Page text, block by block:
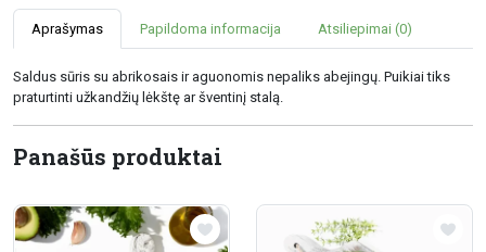
Aprašymas Papildoma informacija Atsiliepimai (0)
Saldus sūris su abrikosais ir aguonomis nepaliks abejingų. Puikiai tiks
praturtinti užkandžių lėkštę ar šventinį stalą.
Panašūs produktai